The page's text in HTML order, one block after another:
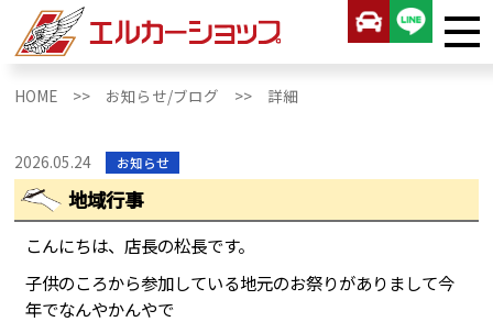
HOME >> お知らせ/ブログ >> 詳細
2026.05.24 お知らせ
地域行事
こんにちは、店長の松長です。
子供のころから参加している地元のお祭りがありまして今
年でなんやかんやで